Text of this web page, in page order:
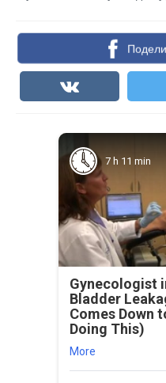
7 h 11 min
Gynecologist
Bladder
Comes Down
Doing This)
More